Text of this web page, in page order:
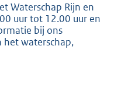
Waterschap Rijn en
uur tot 12.00 uur en
bij ons
het waterschap,